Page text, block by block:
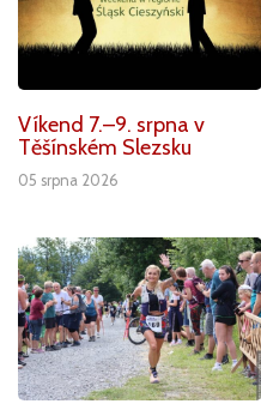
Víkend 7.–9. srpna v
Těšínském Slezsku
05 srpna 2026